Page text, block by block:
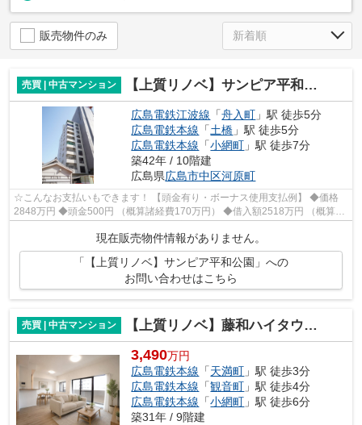
販売物件のみ
売買 | 中古マンション 【上質リノベ】サンピア平和公園
広島電鉄江波線 「舟入町 」駅 徒歩5分
広島電鉄本線 「土橋 」駅 徒歩5分
広島電鉄本線 「小網町 」駅 徒歩7分
築42年 / 10階建
広島県広島市中区河原町
☆こんなお支払いもできます！ 【頭金有り・ボーナス使用支払例】 ◆価格
2848万円 ◆頭金500円 （概算諸経費170万円） ◆借入額2518万円 （概算諸
現在販売物件情報がありません。
「【上質リノベ】サンピア平和公園」への
お問い合わせはこちら
売買 | 中古マンション 【上質リノベ】藤和ハイタウン天満町
3,490万円
広島電鉄本線 「天満町 」駅 徒歩3分
広島電鉄本線 「観音町 」駅 徒歩4分
広島電鉄本線 「小網町 」駅 徒歩6分
築31年 / 9階建